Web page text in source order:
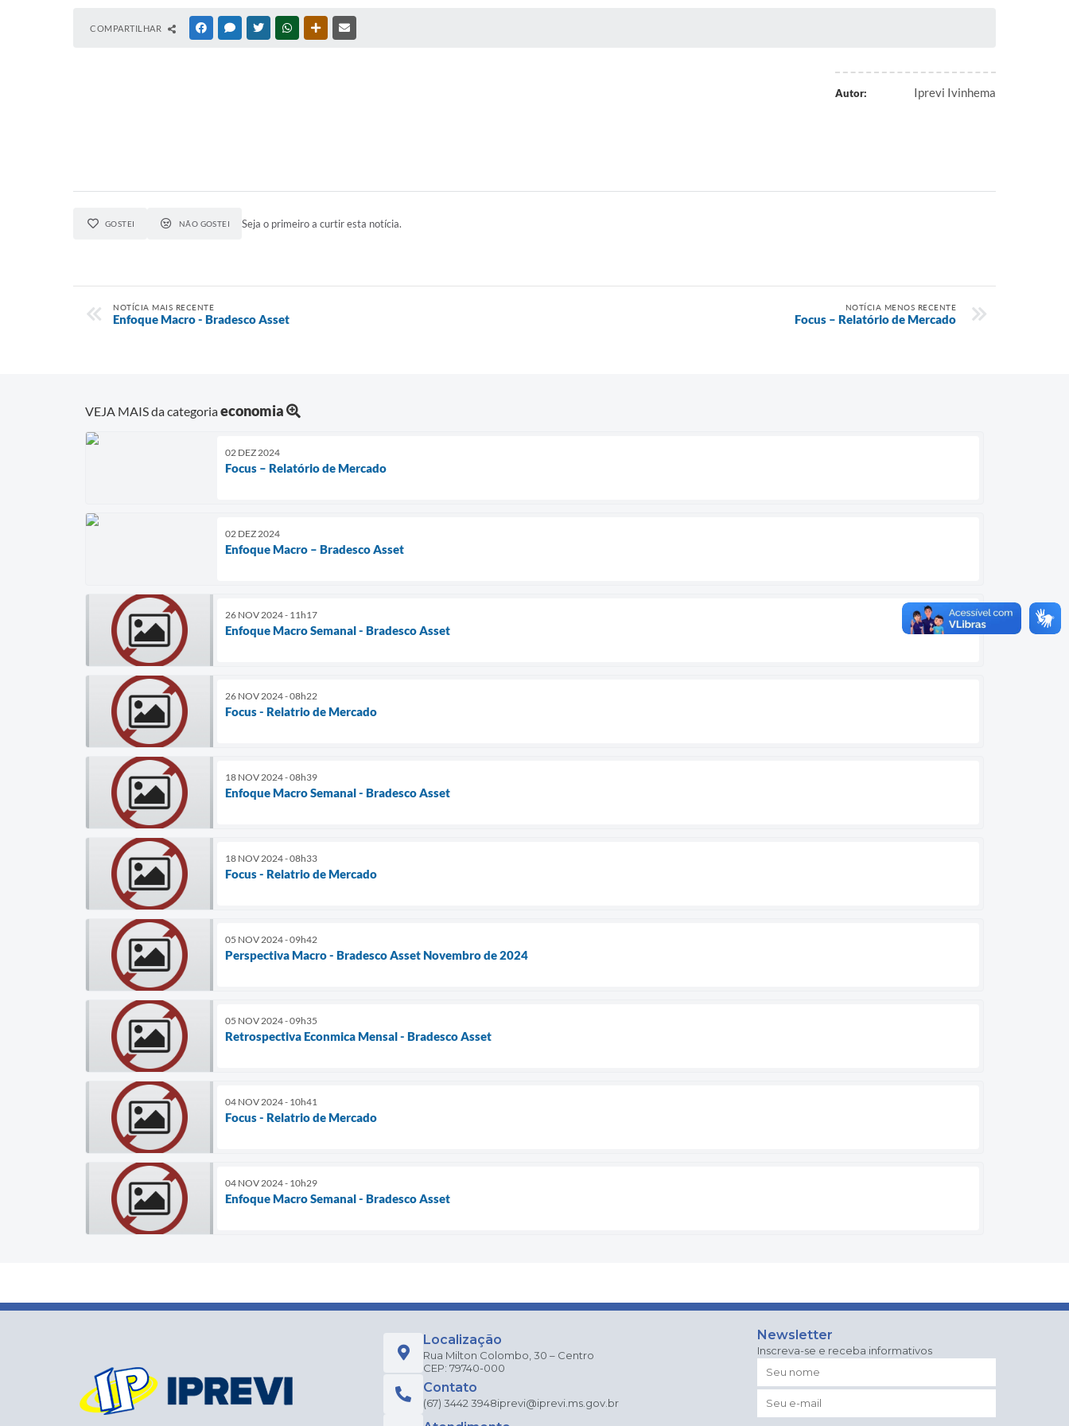
COMPARTILHAR FACEBOOKMESSENGER
TWITTERWHATSAPPOUTRAS MÍDIAS
Autor: Iprevi Ivinhema
GOSTEI NÃO GOSTEI Seja o primeiro a curtir esta notícia.
NOTÍCIA MAIS RECENTE
Enfoque Macro - Bradesco Asset
NOTÍCIA MENOS RECENTE
Focus – Relatório de Mercado
VEJA MAIS da categoriaeconomia
02 DEZ 2024
Focus – Relatório de Mercado
02 DEZ 2024
Enfoque Macro – Bradesco Asset
26 NOV 2024 - 11h17
Enfoque Macro Semanal - Bradesco Asset
26 NOV 2024 - 08h22
Focus - Relatrio de Mercado
18 NOV 2024 - 08h39
Enfoque Macro Semanal - Bradesco Asset
18 NOV 2024 - 08h33
Focus - Relatrio de Mercado
05 NOV 2024 - 09h42
Perspectiva Macro - Bradesco Asset Novembro de 2024
05 NOV 2024 - 09h35
Retrospectiva Econmica Mensal - Bradesco Asset
04 NOV 2024 - 10h41
Focus - Relatrio de Mercado
04 NOV 2024 - 10h29
Enfoque Macro Semanal - Bradesco Asset
Localização
Rua Milton Colombo, 30 – Centro
CEP: 79740-000
Contato
(67) 3442 3948iprevi@iprevi.ms.gov.br
Newsletter
Inscreva-se e receba informativos